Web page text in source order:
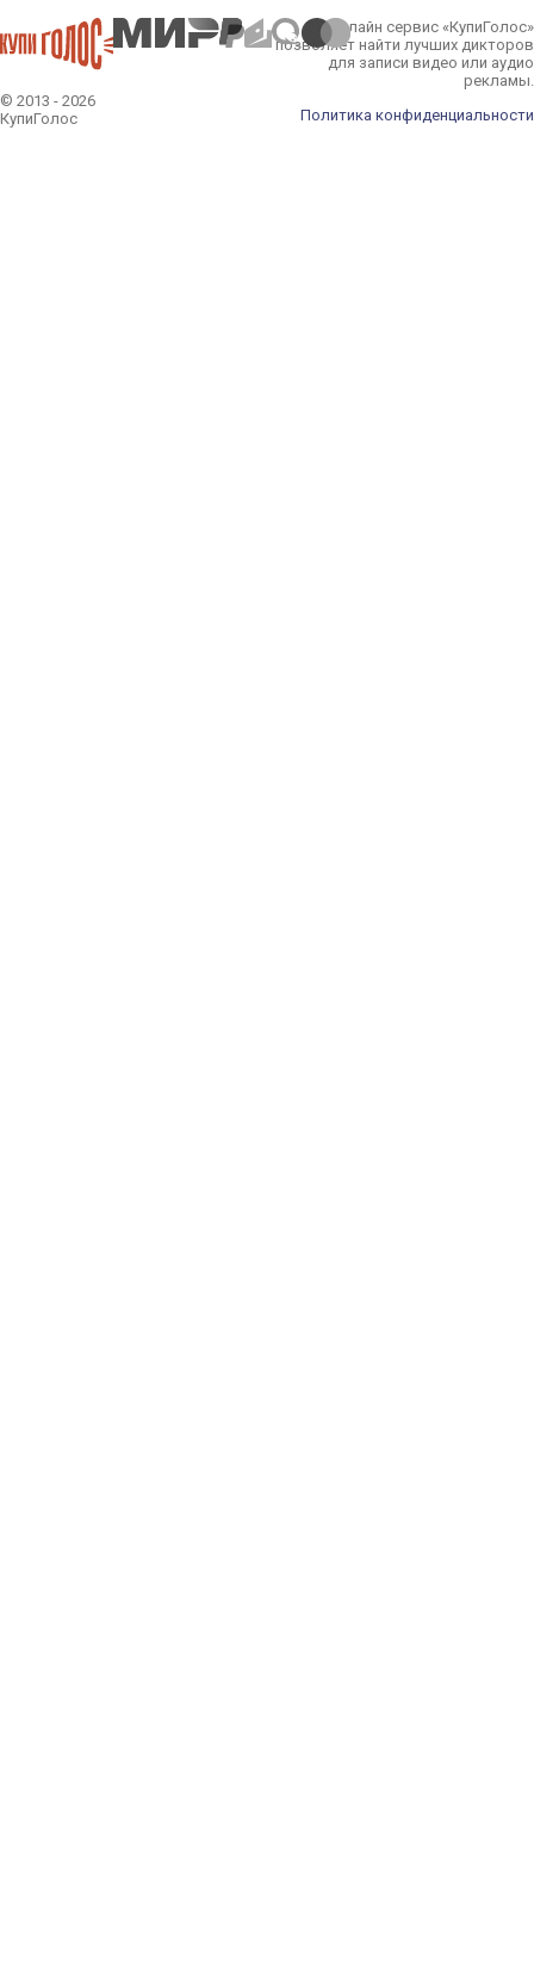
© 2013 - 2026
КупиГолос
Онлайн сервис «КупиГолос»
позволяет найти лучших дикторов
для записи видео или аудио
рекламы.
Политика конфиденциальности